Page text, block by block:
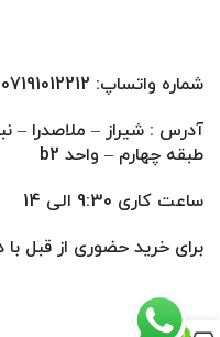
شماره واتساپ: 07191012212
آدرس : شیراز – ملاصدرا –
طبقه چهارم – واحد b2
ساعت کاری 9:30 الی 14
برای خرید حضوری از قبل
0